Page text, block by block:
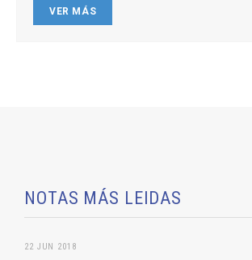
VER MÁS
NOTAS MÁS LEIDAS
22 JUN 2018